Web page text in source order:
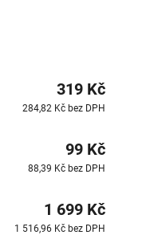
319 Kč
284,82 Kč bez DPH
99 Kč
88,39 Kč bez DPH
1 699 Kč
1 516,96 Kč bez DPH